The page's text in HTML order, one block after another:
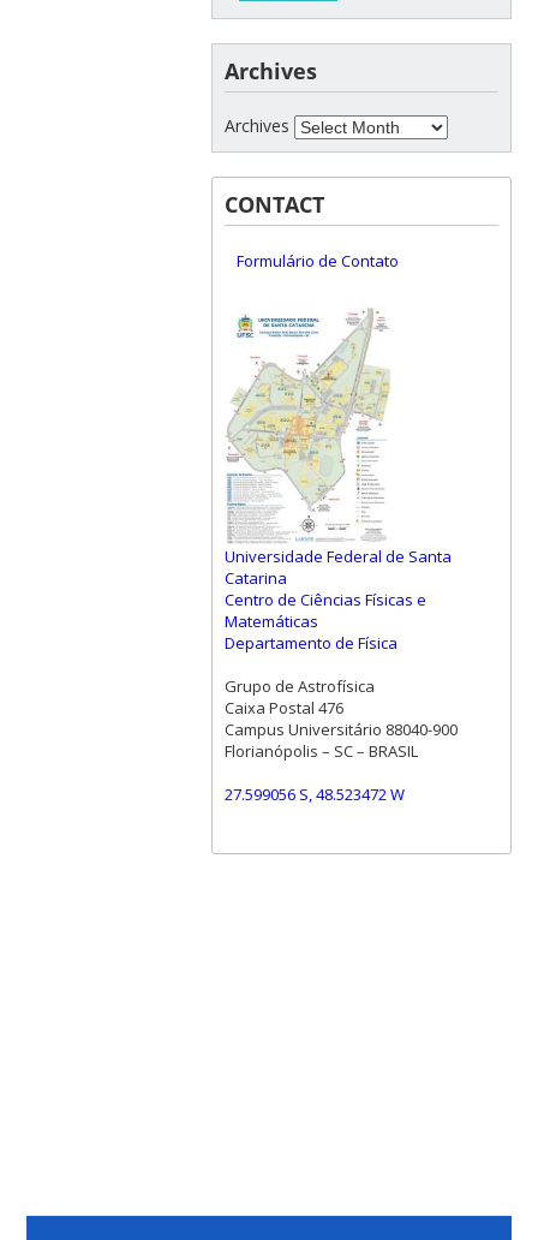
Archives
Archives
CONTACT
Formulário de Contato
Universidade Federal de Santa
Catarina
Centro de Ciências Físicas e
Matemáticas
Departamento de Física
Grupo de Astrofísica
Caixa Postal 476
Campus Universitário 88040-900
Florianópolis – SC – BRASIL
27.599056 S, 48.523472 W